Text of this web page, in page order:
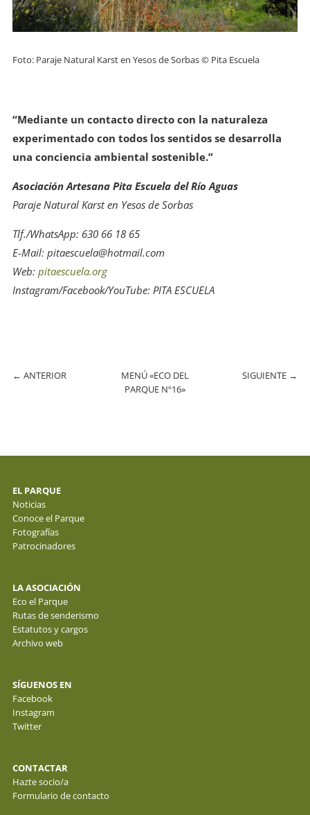
Foto: Paraje Natural Karst en Yesos de Sorbas © Pita Escuela
“Mediante un contacto directo con la naturaleza
experimentado con todos los sentidos se desarrolla
una conciencia ambiental sostenible.”
Asociación Artesana Pita Escuela del Río Aguas
Paraje Natural Karst en Yesos de Sorbas
Tlf./WhatsApp: 630 66 18 65
E-Mail: pitaescuela@hotmail.com
Web: pitaescuela.org
Instagram/Facebook/YouTube: PITA ESCUELA
← ANTERIOR
MENÚ «ECO DEL
PARQUE Nº16»
SIGUIENTE →
EL PARQUE
Noticias
Conoce el Parque
Fotografías
Patrocinadores
LA ASOCIACIÓN
Eco el Parque
Rutas de senderismo
Estatutos y cargos
Archivo web
SÍGUENOS EN
Facebook
Instagram
Twitter
CONTACTAR
Hazte socio/a
Formulario de contacto